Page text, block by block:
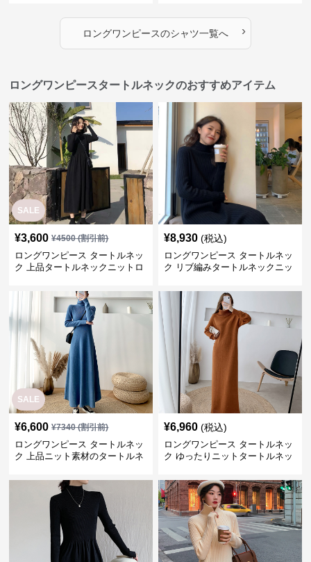
ロングワンピースのシャツ一覧へ ›
ロングワンピースタートルネックのおすすめアイテム
SALE
¥3,600 ¥4500(割引前)
ロングワンピース タートルネッ
ク 上品タートルネックニットロ
¥8,930 (税込)
ロングワンピース タートルネッ
ク リブ編みタートルネックニッ
SALE
¥6,600 ¥7340(割引前)
ロングワンピース タートルネッ
ク 上品ニット素材のタートルネ
¥6,960 (税込)
ロングワンピース タートルネッ
ク ゆったりニットタートルネッ